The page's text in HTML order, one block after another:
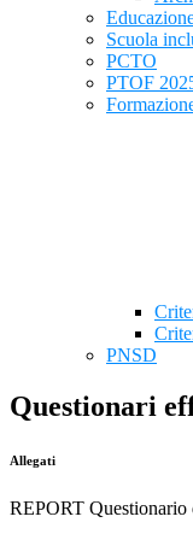
Scuola
PCTO
PTOF
PNSD
Questionari
Allegati
REPORT Questionario